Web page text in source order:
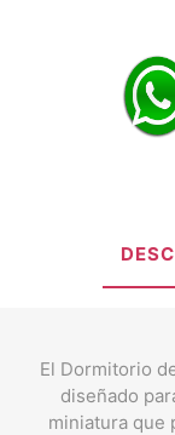
El Dormitorio
diseñado
miniatura que